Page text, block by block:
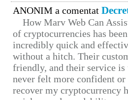
ANONIM a comentat
How Marv Web Can
of cryptocurrencies has
incredibly quick and
without a hitch. Their
friendly, and their service
never felt more confident
recover my cryptocurrency